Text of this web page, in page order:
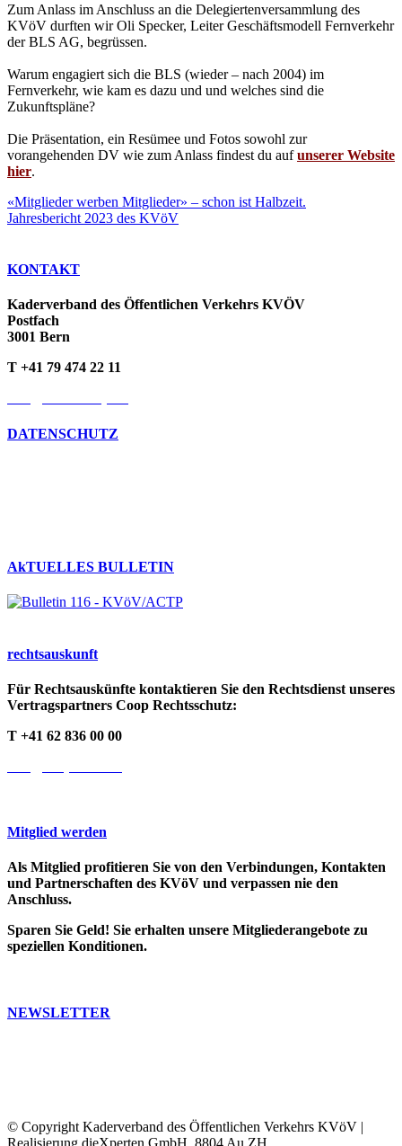
Zum Anlass im Anschluss an die Delegiertenversammlung des
KVöV durften wir Oli Specker, Leiter Geschäftsmodell Fernverkehr
der BLS AG, begrüssen.
Warum engagiert sich die BLS (wieder – nach 2004) im
Fernverkehr, wie kam es dazu und und welches sind die
Zukunftspläne?
Die Präsentation, ein Resümee und Fotos sowohl zur
vorangehenden DV wie zum Anlass findest du aufunserer Website
hier.
«Mitglieder werben Mitglieder» – schon ist Halbzeit.
Jahresbericht 2023 des KVöV
KONTAKT
Kaderverband des Öffentlichen Verkehrs KVÖV
Postfach
3001 Bern
T +41 79 474 22 11
DATENSCHUTZ
AkTUELLES BULLETIN
rechts­auskunft
Für Rechtsauskünfte kontaktieren Sie den Rechtsdienst unseres
Vertragspartners Coop Rechtsschutz:
T +41 62 836 00 00
Mitglied werden
Als Mitglied profitieren Sie von den Verbindungen, Kontakten
und Partnerschaften des KVöV und verpassen nie den
Anschluss.
Sparen Sie Geld! Sie erhalten unsere Mitgliederangebote zu
speziellen Konditionen.
NEWSLETTER
© Copyright Kaderverband des Öffentlichen Verkehrs KVöV |
Realisierung dieXperten GmbH, 8804 Au ZH